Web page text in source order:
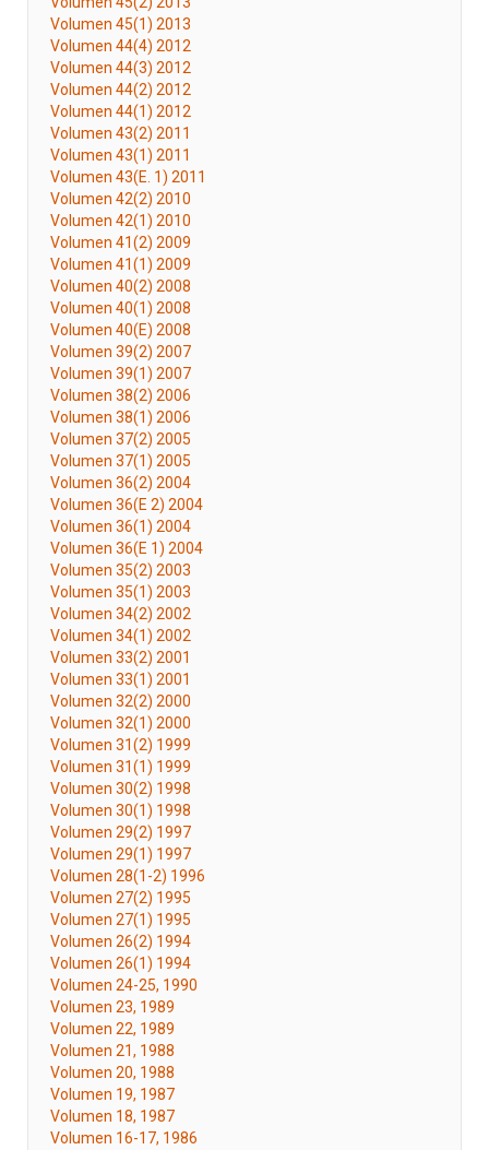
Volumen 45(1) 2013
Volumen 44(4) 2012
Volumen 44(3) 2012
Volumen 44(2) 2012
Volumen 44(1) 2012
Volumen 43(2) 2011
Volumen 43(1) 2011
Volumen 43(E. 1) 2011
Volumen 42(2) 2010
Volumen 42(1) 2010
Volumen 41(2) 2009
Volumen 41(1) 2009
Volumen 40(2) 2008
Volumen 40(1) 2008
Volumen 40(E) 2008
Volumen 39(2) 2007
Volumen 39(1) 2007
Volumen 38(2) 2006
Volumen 38(1) 2006
Volumen 37(2) 2005
Volumen 37(1) 2005
Volumen 36(2) 2004
Volumen 36(E 2) 2004
Volumen 36(1) 2004
Volumen 36(E 1) 2004
Volumen 35(2) 2003
Volumen 35(1) 2003
Volumen 34(2) 2002
Volumen 34(1) 2002
Volumen 33(2) 2001
Volumen 33(1) 2001
Volumen 32(2) 2000
Volumen 32(1) 2000
Volumen 31(2) 1999
Volumen 31(1) 1999
Volumen 30(2) 1998
Volumen 30(1) 1998
Volumen 29(2) 1997
Volumen 29(1) 1997
Volumen 28(1-2) 1996
Volumen 27(2) 1995
Volumen 27(1) 1995
Volumen 26(2) 1994
Volumen 26(1) 1994
Volumen 24-25, 1990
Volumen 23, 1989
Volumen 22, 1989
Volumen 21, 1988
Volumen 20, 1988
Volumen 19, 1987
Volumen 18, 1987
Volumen 16-17, 1986